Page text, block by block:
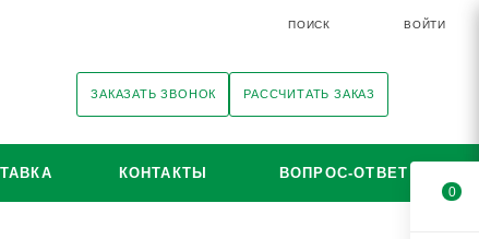
ПОИСК ВОЙТИ
ЗАКАЗАТЬ ЗВОНОК РАССЧИТАТЬ ЗАКАЗ
КОНТАКТЫ ВОПРОС-ОТВЕТ
0